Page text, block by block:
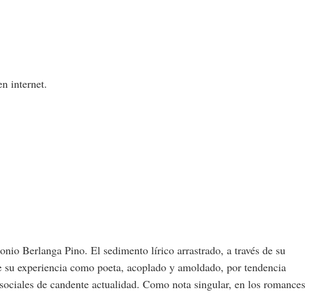
internet.
Berlanga Pino. El sedimento lírico arrastrado, a través de su
experiencia como poeta, acoplado y amoldado, por tendencia
de candente actualidad. Como nota singular, en los romances